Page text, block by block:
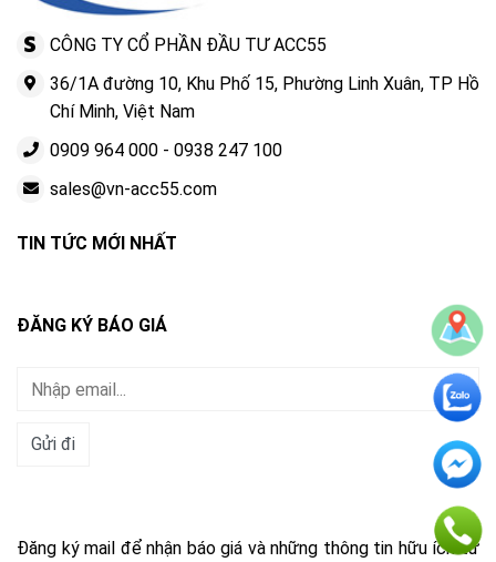
CÔNG TY CỔ PHẦN ĐẦU TƯ ACC55
36/1A đường 10, Khu Phố 15, Phường Linh Xuân, TP Hồ
Chí Minh, Việt Nam
0909 964 000 - 0938 247 100
sales@vn-acc55.com
TIN TỨC MỚI NHẤT
ĐĂNG KÝ BÁO GIÁ
Đăng ký mail để nhận báo giá và những thông tin hữu ích từ